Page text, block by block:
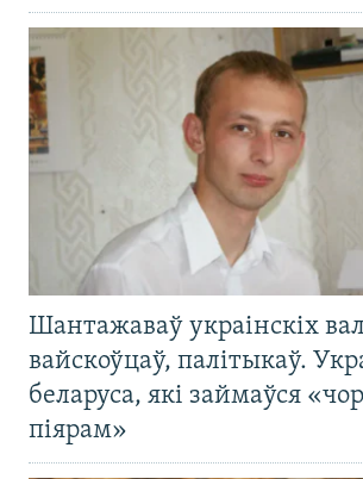
Шантажаваў украінскіх
вайскоўцаў, палітыкаў.
беларуса, які займаўся
піярам»